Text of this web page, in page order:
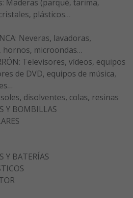
Maderas (parqué, tarima,
plásticos…
Neveras, lavadoras,
hornos, microondas…
Televisores, vídeos, equipos
de DVD, equipos de música,
disolventes, colas, resinas
Y BOMBILLAS
Y BATERÍAS